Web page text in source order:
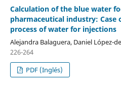
Calculation of the blue water
pharmaceutical industry:
process of water for injections
Alejandra Balaguera, Daniel López-
226-264
PDF (Inglés)